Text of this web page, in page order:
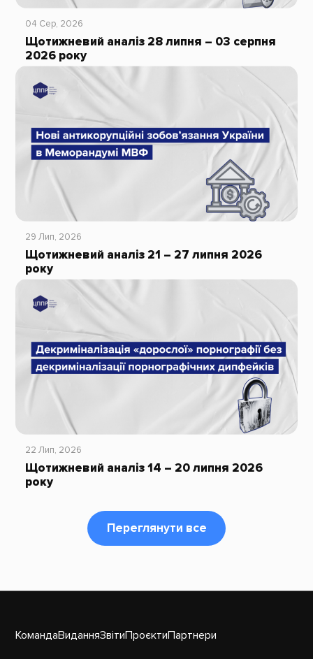
04 Сер, 2026
Щотижневий аналіз 28 липня – 03 серпня
2026 року
29 Лип, 2026
Щотижневий аналіз 21 – 27 липня 2026
року
22 Лип, 2026
Щотижневий аналіз 14 – 20 липня 2026
року
Переглянути все
КомандаВиданняЗвітиПроєктиПартнери